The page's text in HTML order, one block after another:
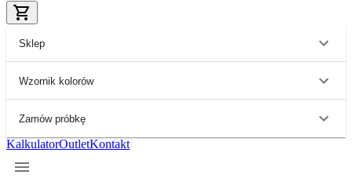
Sklep
Wzornik kolorów
Zamów próbkę
KalkulatorOutletKontakt